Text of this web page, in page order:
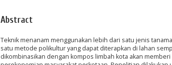
Abstract
Teknik menanam menggunakan lebih dari satu jenis
satu metode polikultur yang dapat diterapkan di lahan
dikombinasikan dengan kompos limbah kota akan